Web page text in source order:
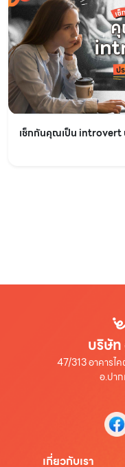
เช็กกันคุณเป็น introvert
บริษัท
47/313 อาคารไ
อ.ปา
เกี่ยวกับเรา